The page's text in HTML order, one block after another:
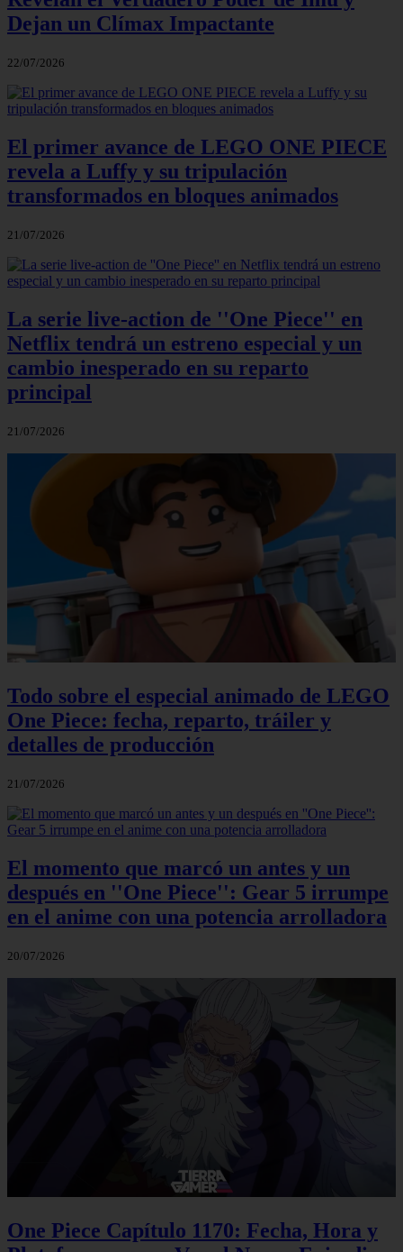
Dejan un Clímax Impactante
22/07/2026
El primer avance de LEGO ONE PIECE
revela a Luffy y su tripulación
transformados en bloques animados
21/07/2026
La serie live-action de ''One Piece'' en
Netflix tendrá un estreno especial y un
cambio inesperado en su reparto
principal
21/07/2026
Todo sobre el especial animado de LEGO
One Piece: fecha, reparto, tráiler y
detalles de producción
21/07/2026
El momento que marcó un antes y un
después en ''One Piece'': Gear 5 irrumpe
en el anime con una potencia arrolladora
20/07/2026
One Piece Capítulo 1170: Fecha, Hora y